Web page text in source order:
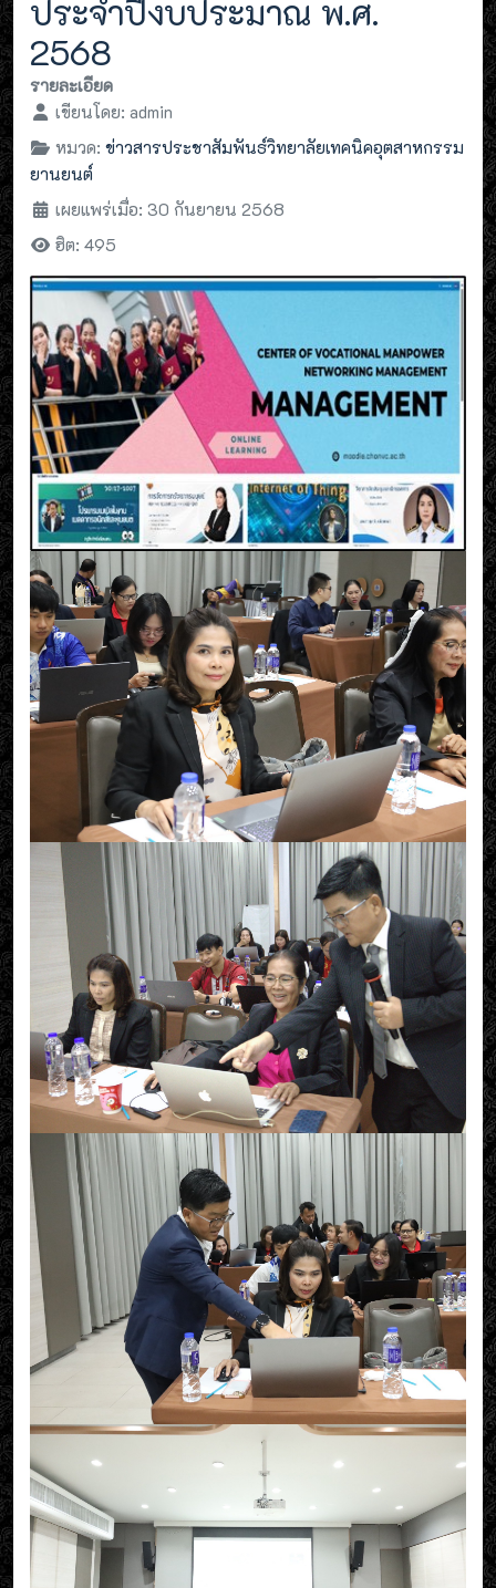
ประจำปีงบประมาณ พ.ศ.
2568
รายละเอียด
เขียนโดย: admin
หมวด: ข่าวสารประชาสัมพันธ์วิทยาลัยเทคนิคอุตสาหกรรม
ยานยนต์
เผยแพร่เมื่อ: 30 กันยายน 2568
ฮิต: 495